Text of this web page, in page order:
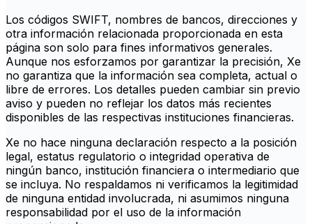
Los códigos SWIFT, nombres de bancos, direcciones y
otra información relacionada proporcionada en esta
página son solo para fines informativos generales.
Aunque nos esforzamos por garantizar la precisión, Xe
no garantiza que la información sea completa, actual o
libre de errores. Los detalles pueden cambiar sin previo
aviso y pueden no reflejar los datos más recientes
disponibles de las respectivas instituciones financieras.
Xe no hace ninguna declaración respecto a la posición
legal, estatus regulatorio o integridad operativa de
ningún banco, institución financiera o intermediario que
se incluya. No respaldamos ni verificamos la legitimidad
de ninguna entidad involucrada, ni asumimos ninguna
responsabilidad por el uso de la información